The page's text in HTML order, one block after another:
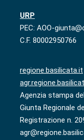
URP
PEC: AOO-
C.F. 80002950766
regione.basilicata.it
Agenzia stampa
Giunta Regionale
Registrazione n.